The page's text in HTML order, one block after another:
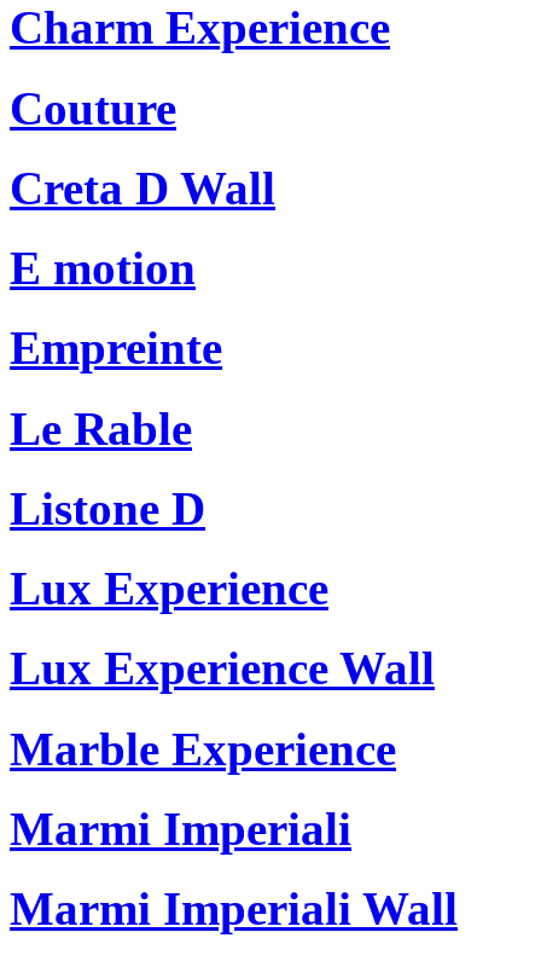
Charm Experience
Couture
Creta D Wall
E motion
Empreinte
Le Rable
Listone D
Lux Experience
Lux Experience Wall
Marble Experience
Marmi Imperiali
Marmi Imperiali Wall